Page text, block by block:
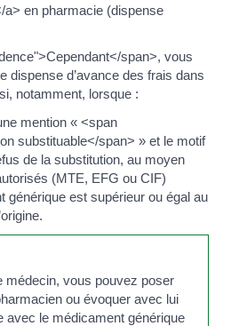
en pharmacie (dispense
span>, vous
dispense d’avance des frais dans
notamment, lorsque :
mention « <span
substituable</span> » et le motif
de la substitution, au moyen
(MTE, EFG ou CIF)
générique est supérieur ou égal au
médecin, vous pouvez poser
ou évoquer avec lui
avec le médicament générique